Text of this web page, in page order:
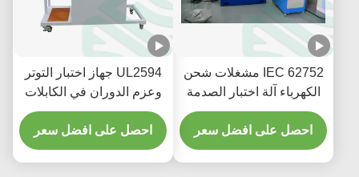
IEC 62752 مشغلات شحن
الكهرباء آلة اختبار الصدمة
الاهتزاز الكهرومغناطيسي
احصل على افضل سعر
UL2594 جهاز اختبار التوتر
وعزم الدوران في الكابلات
لمقابس المركبات
احصل على افضل سعر